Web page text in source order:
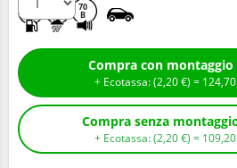
70
B
+ Ecotassa: (2,20€ ) = 124,70
+ Ecotassa: (2,20€ ) = 109,20